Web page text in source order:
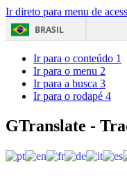
Ir direto para menu de
BRASIL
Ir para o conteúdo 1
Ir para o menu 2
Ir para a busca 3
Ir para o rodapé 4
GTranslate -